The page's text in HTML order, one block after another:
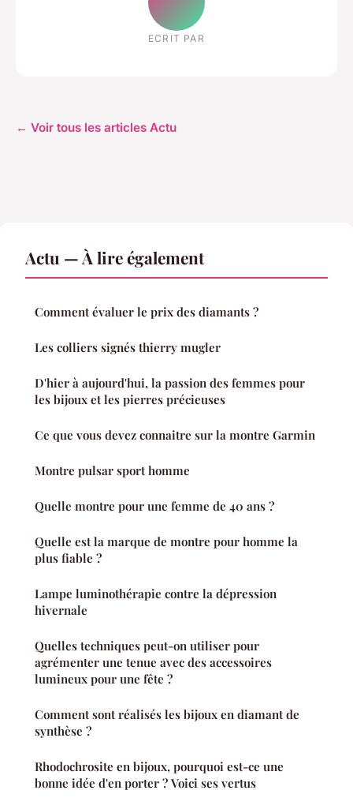
ECRIT PAR
← Voir tous les articles Actu
Actu — À lire également
Comment évaluer le prix des diamants ?
Les colliers signés thierry mugler
D'hier à aujourd'hui, la passion des femmes pour
les bijoux et les pierres précieuses
Ce que vous devez connaitre sur la montre Garmin
Montre pulsar sport homme
Quelle montre pour une femme de 40 ans ?
Quelle est la marque de montre pour homme la
plus fiable ?
Lampe luminothérapie contre la dépression
hivernale
Quelles techniques peut-on utiliser pour
agrémenter une tenue avec des accessoires
lumineux pour une fête ?
Comment sont réalisés les bijoux en diamant de
synthèse ?
Rhodochrosite en bijoux, pourquoi est-ce une
bonne idée d'en porter ? Voici ses vertus